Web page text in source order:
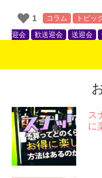
1 コラム トピッ
迎会
歓送迎会 送迎会
ス
に